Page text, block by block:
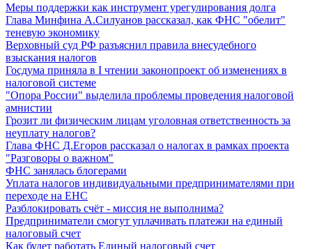
Меры поддержки как инструмент урегулирования долга
Глава Минфина А.Силуанов рассказал, как ФНС "обелит"
теневую экономику
Верховный суд РФ разъяснил правила внесудебного
взыскания налогов
Госдума приняла в I чтении законопроект об изменениях в
налоговой системе
"Опора России" выделила проблемы проведения налоговой
амнистии
Грозит ли физическим лицам уголовная ответственность за
неуплату налогов?
Глава ФНС Д.Егоров рассказал о налогах в рамках проекта
"Разговоры о важном"
ФНС занялась блогерами
Уплата налогов индивидуальными предпринимателями при
переходе на ЕНС
Разблокировать счёт - миссия не выполнима?
Предприниматели смогут уплачивать платежи на единый
налоговый счет
Как будет работать Единый налоговый счет